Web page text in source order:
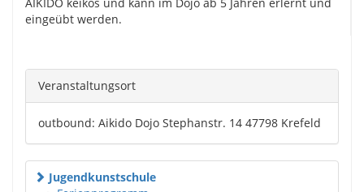
eingeübt werden.
Veranstaltungsort
outbound: Aikido Dojo Stephanstr. 14 47798 Krefeld
Jugendkunstschule